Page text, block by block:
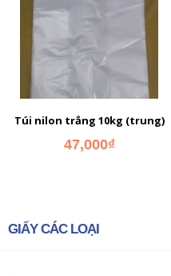
Túi nilon trắng 10kg (trung)
47,000₫
ADD TO CART
GIẤY CÁC LOẠI